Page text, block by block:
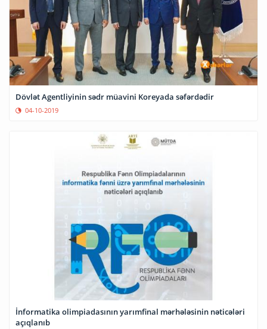
Dövlət Agentliyinin sədr müavini Koreyada səfərdədir
04-10-2019
İnformatika olimpiadasının yarımfinal mərhələsinin nəticələri
açıqlanıb